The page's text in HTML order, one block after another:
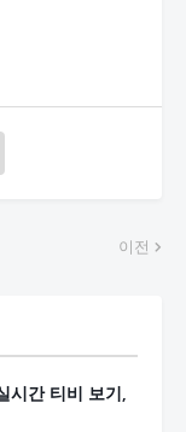
이전
시간 티비 보기,